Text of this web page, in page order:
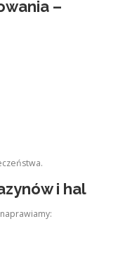
–
i hal